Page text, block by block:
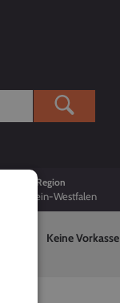
Region
Nordrhein-Westfalen
Keine Vorkasse